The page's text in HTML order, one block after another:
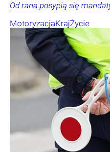
Od rana posypią się
MotoryzacjaKrajŻycie